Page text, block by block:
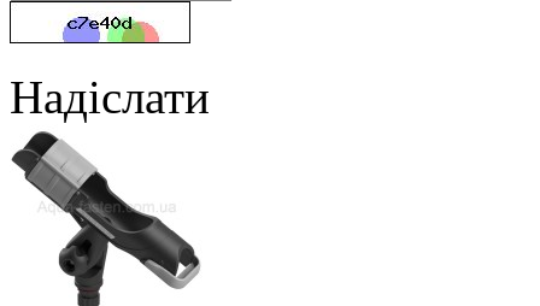
Надіслати